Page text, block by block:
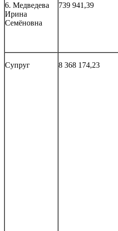
6. Медведева
Ирина
Семёновна
739 941,39
Супруг 8 368 174,23